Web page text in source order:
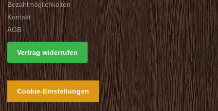
Bezahlmöglichkeiten
Kontakt
AGB
Vertrag widerrufen
Cookie-Einstellungen